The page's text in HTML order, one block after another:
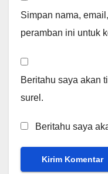
Simpan nama,
peramban ini untuk
Beritahu saya akan
surel.
Beritahu saya